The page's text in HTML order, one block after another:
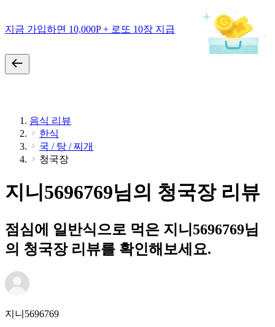
지금 가입하면 10,000P + 로또 10장 지급
음식 리뷰
한식
국 / 탕 / 찌개
청국장
지니5696769님의 청국장 리뷰
점심에 일반식으로 먹은 지니5696769님
의 청국장 리뷰를 확인해보세요.
지니5696769